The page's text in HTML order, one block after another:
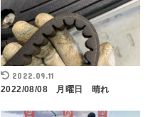
2022.09.11
2022/08/08 月曜日 晴れ